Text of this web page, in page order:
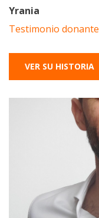
Yrania
Testimonio donante
VER SU HISTORIA